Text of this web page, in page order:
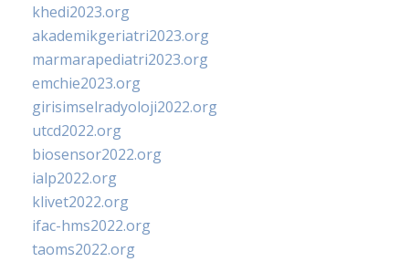
khedi2023.org
akademikgeriatri2023.org
marmarapediatri2023.org
emchie2023.org
girisimselradyoloji2022.org
utcd2022.org
biosensor2022.org
ialp2022.org
klivet2022.org
ifac-hms2022.org
taoms2022.org